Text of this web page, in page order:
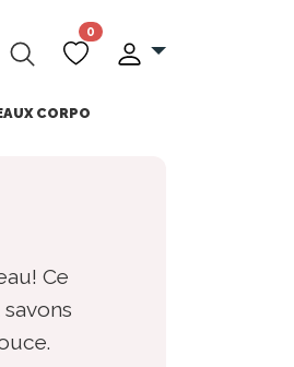
0
CORPO
Ce